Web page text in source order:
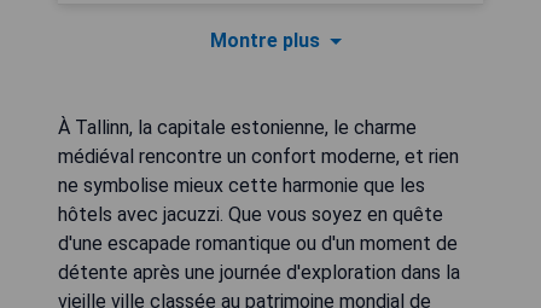
Montre plus
À Tallinn, la capitale estonienne, le charme
médiéval rencontre un confort moderne, et rien
ne symbolise mieux cette harmonie que les
hôtels avec jacuzzi. Que vous soyez en quête
d'une escapade romantique ou d'un moment de
détente après une journée d'exploration dans la
vieille ville classée au patrimoine mondial de